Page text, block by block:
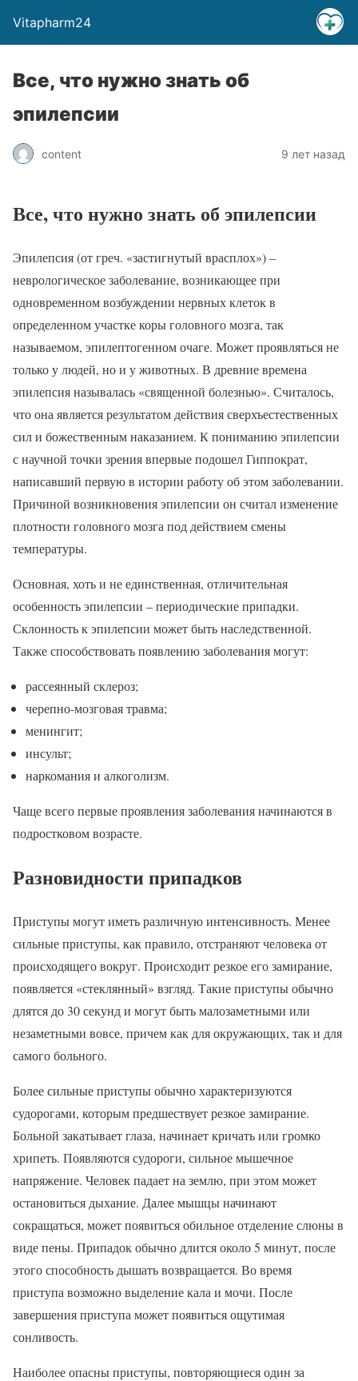
Vitapharm24
Все, что нужно знать об
эпилепсии
content 9 лет назад
Все, что нужно знать об эпилепсии
Эпилепсия (от греч. «застигнутый врасплох») –
неврологическое заболевание, возникающее при
одновременном возбуждении нервных клеток в
определенном участке коры головного мозга, так
называемом, эпилептогенном очаге. Может проявляться не
только у людей, но и у животных. В древние времена
эпилепсия называлась «священной болезнью». Считалось,
что она является результатом действия сверхъестественных
сил и божественным наказанием. К пониманию эпилепсии
с научной точки зрения впервые подошел Гиппократ,
написавший первую в истории работу об этом заболевании.
Причиной возникновения эпилепсии он считал изменение
плотности головного мозга под действием смены
температуры.
Основная, хоть и не единственная, отличительная
особенность эпилепсии – периодические припадки.
Склонность к эпилепсии может быть наследственной.
Также способствовать появлению заболевания могут:
рассеянный склероз;
черепно-мозговая травма;
менингит;
инсульт;
наркомания и алкоголизм.
Чаще всего первые проявления заболевания начинаются в
подростковом возрасте.
Разновидности припадков
Приступы могут иметь различную интенсивность. Менее
сильные приступы, как правило, отстраняют человека от
происходящего вокруг. Происходит резкое его замирание,
появляется «стеклянный» взгляд. Такие приступы обычно
длятся до 30 секунд и могут быть малозаметными или
незаметными вовсе, причем как для окружающих, так и для
самого больного.
Более сильные приступы обычно характеризуются
судорогами, которым предшествует резкое замирание.
Больной закатывает глаза, начинает кричать или громко
хрипеть. Появляются судороги, сильное мышечное
напряжение. Человек падает на землю, при этом может
остановиться дыхание. Далее мышцы начинают
сокращаться, может появиться обильное отделение слюны в
виде пены. Припадок обычно длится около 5 минут, после
этого способность дышать возвращается. Во время
приступа возможно выделение кала и мочи. После
завершения приступа может появиться ощутимая
сонливость.
Наиболее опасны приступы, повторяющиеся один за